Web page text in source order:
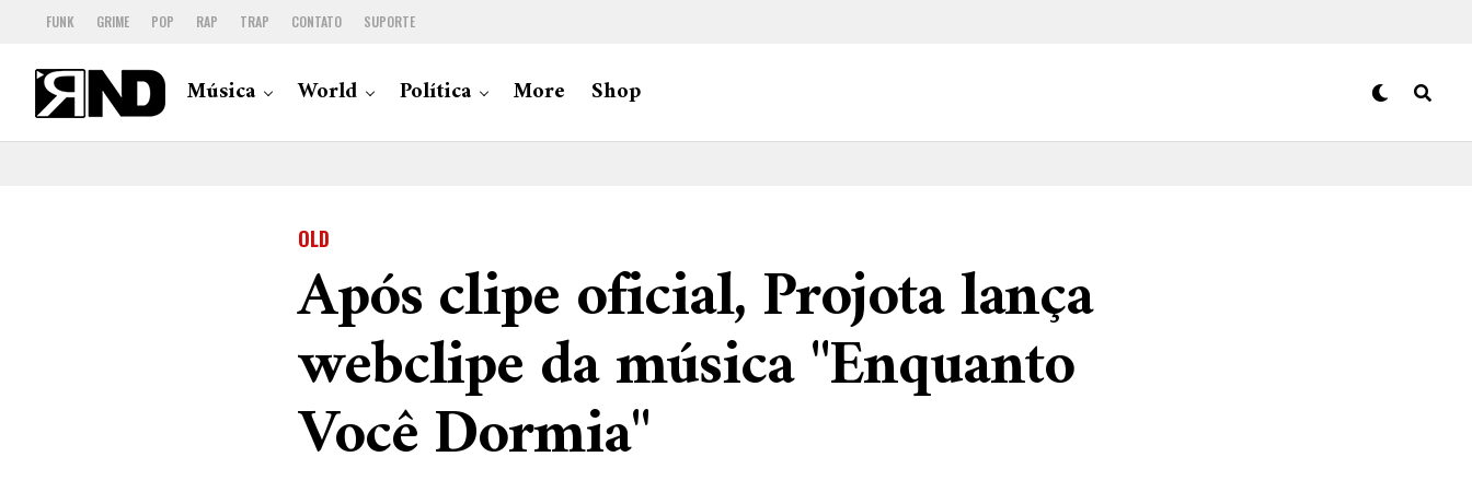
FUNK GRIME POP RAP TRAP CONTATO SUPORTE
Música World Política More Shop
OLD
Após clipe oficial, Projota lança
webclipe da música "Enquanto
Você Dormia"